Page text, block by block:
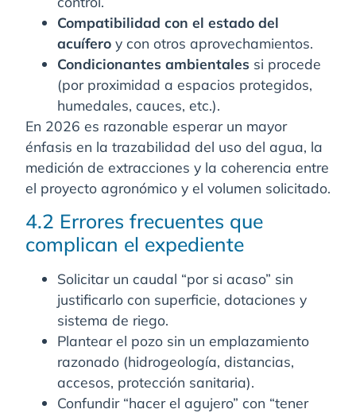
Compatibilidad con el estado del
acuífero y con otros aprovechamientos.
Condicionantes ambientales si procede
(por proximidad a espacios protegidos,
humedales, cauces, etc.).
En 2026 es razonable esperar un mayor
énfasis en la trazabilidad del uso del agua, la
medición de extracciones y la coherencia entre
el proyecto agronómico y el volumen solicitado.
4.2 Errores frecuentes que
complican el expediente
Solicitar un caudal “por si acaso” sin
justificarlo con superficie, dotaciones y
sistema de riego.
Plantear el pozo sin un emplazamiento
razonado (hidrogeología, distancias,
accesos, protección sanitaria).
Confundir “hacer el agujero” con “tener